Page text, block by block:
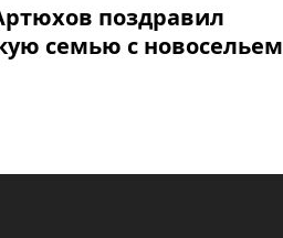
поздравил
семью с новосельем